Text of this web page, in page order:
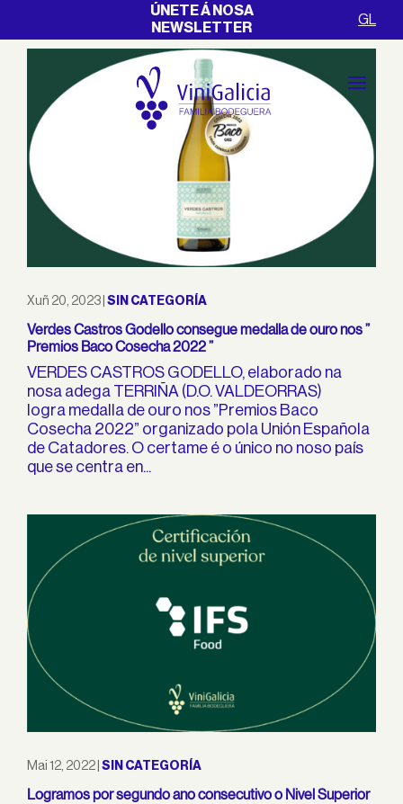
ÚNETE Á NOSA
NEWSLETTER
GL
Xuñ 20, 2023 SIN CATEGORÍA
Verdes Castros Godello consegue medalla de ouro nos ”
Premios Baco Cosecha 2022 ”
VERDES CASTROS GODELLO, elaborado na
nosa adega TERRIÑA (D.O. VALDEORRAS)
logra medalla de ouro nos ”Premios Baco
Cosecha 2022” organizado pola Unión Española
de Catadores. O certame é o único no noso país
que se centra en...
Mai 12, 2022 SIN CATEGORÍA
Logramos por segundo ano consecutivo o Nivel Superior